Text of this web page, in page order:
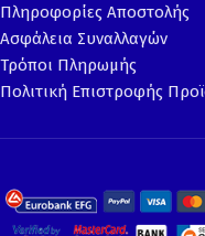
Πληροφορίες Αποστολής
Ασφάλεια Συναλλαγών
Τρόποι Πληρωμής
Πολιτική Επιστροφής